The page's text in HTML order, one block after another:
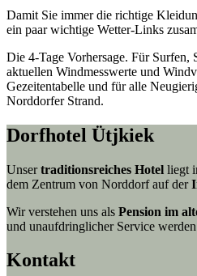
Damit Sie immer die richtige
ein paar wichtige Wetter-Links
Die 4-Tage Vorhersage. Für Surfen,
aktuellen Windmesswerte und
Gezeitentabelle und für alle
Norddorfer Strand.
Dorfhotel Ütjkiek
Unsertraditionsreiches Hotel liegt
dem Zentrum von Norddorf auf der
Wir verstehen uns als Pension im
und unaufdringlicher Service
Kontakt